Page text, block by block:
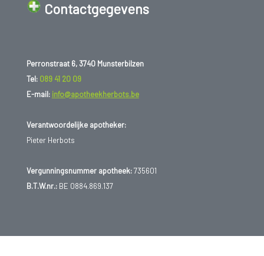
Contactgegevens
Perronstraat 6, 3740 Munsterbilzen
Tel: 089 41 20 09
E-mail: info@apotheekherbots.be
Verantwoordelijke apotheker:
Pieter Herbots
Vergunningsnummer apotheek:735601
B.T.W.nr.:BE 0884.869.137